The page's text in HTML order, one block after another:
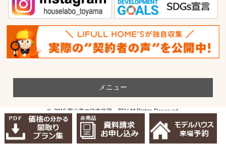
メニュー
© 2016 富山市の注文住宅・ZEH All Rights Reserved.